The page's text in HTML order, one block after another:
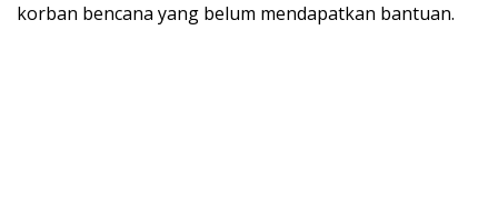
korban bencana yang belum mendapatkan bantuan.